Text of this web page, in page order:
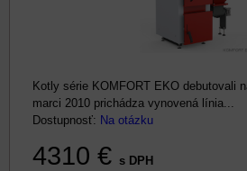
Kotly série KOMFORT EKO debutovali
marci 2010 prichádza vynovená línia...
Dostupnosť: Na otázku
4310 € s DPH